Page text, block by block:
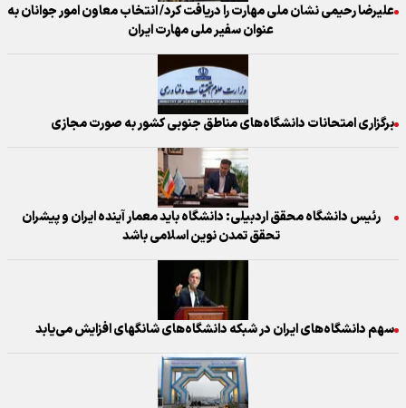
علیرضا رحیمی نشان ملی مهارت را دریافت کرد/ انتخاب معاون امور جوانان به
عنوان سفیر ملی مهارت ایران
برگزاری امتحانات دانشگاه‌های مناطق جنوبی کشور به صورت مجازی
رئیس دانشگاه محقق اردبیلی: دانشگاه باید معمار آینده ایران و پیشران
تحقق تمدن نوین اسلامی باشد
سهم دانشگاه‌های ایران در شبکه دانشگاه‌های شانگهای افزایش می‌یابد